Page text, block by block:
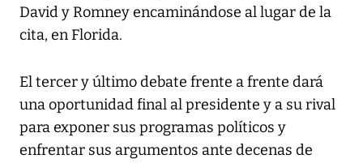
David y Romney encaminándose al lugar de la
cita, en Florida.
El tercer y último debate frente a frente dará
una oportunidad final al presidente y a su rival
para exponer sus programas políticos y
enfrentar sus argumentos ante decenas de